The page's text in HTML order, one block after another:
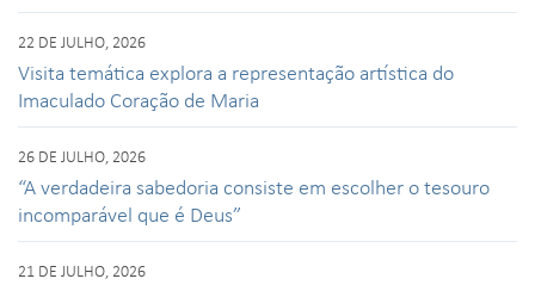
22 DE JULHO, 2026
Visita temática explora a representação artística do
Imaculado Coração de Maria
26 DE JULHO, 2026
“A verdadeira sabedoria consiste em escolher o tesouro
incomparável que é Deus”
21 DE JULHO, 2026